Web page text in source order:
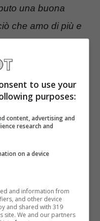
una buona
che amo di più e
di
alla mia
me stesso,
faccio da
partite. Non ho
quella di ogni
to use your
purposes:
content, advertising and
research and
on a device
and information from
and other device
and shared with 319
site. We and our partners